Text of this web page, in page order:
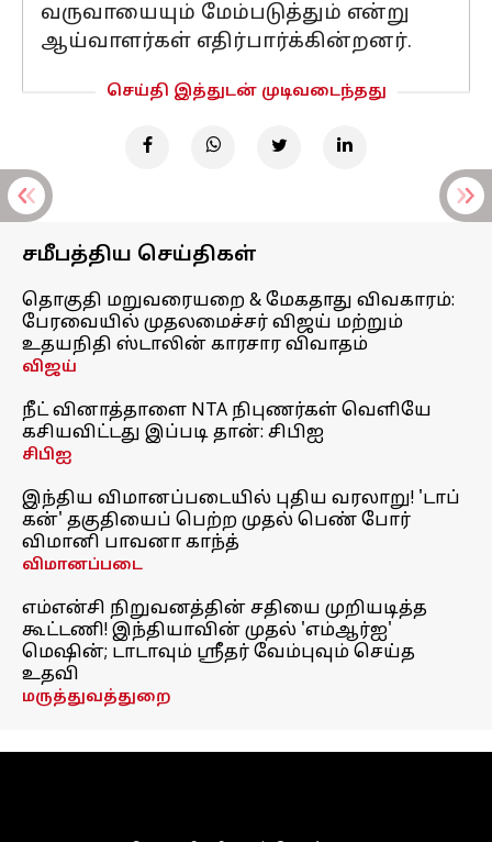
வருவாயையும் மேம்படுத்தும் என்று
ஆய்வாளர்கள் எதிர்பார்க்கின்றனர்.
செய்தி இத்துடன் முடிவடைந்தது
சமீபத்திய செய்திகள்
தொகுதி மறுவரையறை & மேகதாது விவகாரம்:
பேரவையில் முதலமைச்சர் விஜய் மற்றும்
உதயநிதி ஸ்டாலின் காரசார விவாதம்
விஜய்
நீட் வினாத்தாளை NTA நிபுணர்கள் வெளியே
கசியவிட்டது இப்படி தான்: சிபிஐ
சிபிஐ
இந்திய விமானப்படையில் புதிய வரலாறு! 'டாப்
கன்' தகுதியைப் பெற்ற முதல் பெண் போர்
விமானி பாவனா காந்த்
விமானப்படை
எம்என்சி நிறுவனத்தின் சதியை முறியடித்த
கூட்டணி! இந்தியாவின் முதல் 'எம்ஆர்ஐ'
மெஷின்; டாடாவும் ஸ்ரீதர் வேம்புவும் செய்த
உதவி
மருத்துவத்துறை